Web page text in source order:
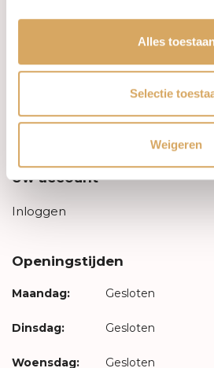
Alles
Selectie
Weigeren
Leveringsvoorwaarden
Privacy Policy
Uw account
Inloggen
Openingstijden
Maandag: Gesloten
Dinsdag: Gesloten
Woensdag: Gesloten